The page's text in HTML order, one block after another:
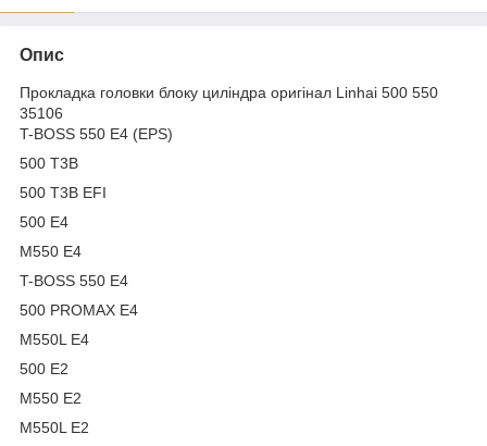
Опис
Прокладка головки блоку циліндра оригінал Linhai 500 550
35106
T-BOSS 550 E4 (EPS)
500 T3B
500 T3B EFI
500 E4
M550 E4
T-BOSS 550 E4
500 PROMAX E4
M550L E4
500 E2
M550 E2
M550L E2